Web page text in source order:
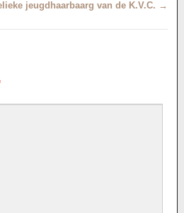
jeugdhaarbaarg van de K.V.C. →